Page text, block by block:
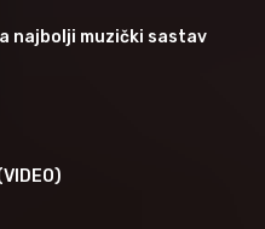
najbolji muzički sastav